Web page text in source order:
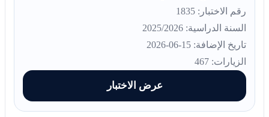
رقم الاختبار: 1835
السنة الدراسية: 2025/2026
تاريخ الإضافة: 15-06-2026
الزيارات: 467
عرض الاختبار